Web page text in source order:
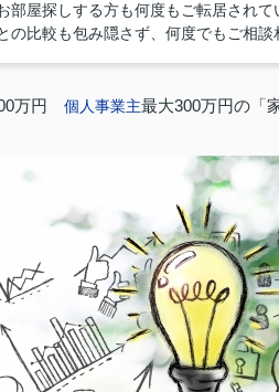
部屋探しする方も何度もご転居され
の比較も包み隠さず、何度でもご相
万円 個人事業主最大300万円の「